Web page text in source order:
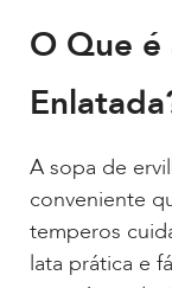
O Que é
A sopa de
conveniente
temperos
lata prática e